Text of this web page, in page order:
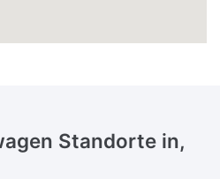
Standorte in,